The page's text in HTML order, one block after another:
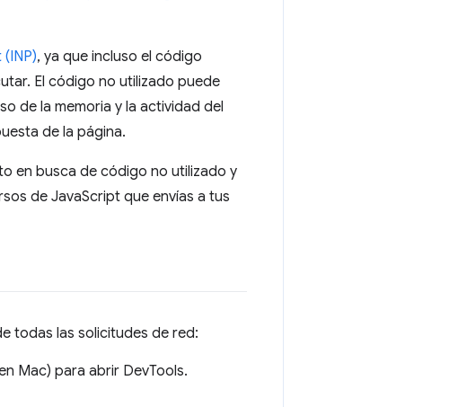
, ya que incluso el código
El código no utilizado puede
de la memoria y la actividad del
de la página.
en busca de código no utilizado y
de JavaScript que envías a tus
todas las solicitudes de red:
Mac) para abrir DevTools.